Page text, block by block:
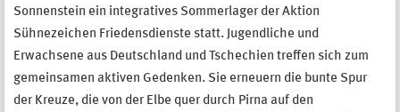
Sonnenstein ein integratives Sommerlager der Aktion
Sühnezeichen Friedensdienste statt. Jugendliche und
Erwachsene aus Deutschland und Tschechien treffen sich zum
gemeinsamen aktiven Gedenken. Sie erneuern die bunte Spur
der Kreuze, die von der Elbe quer durch Pirna auf den